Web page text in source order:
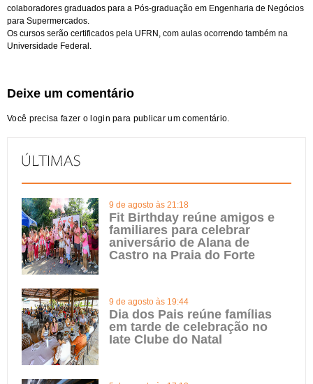
colaboradores graduados para a Pós-graduação em Engenharia de Negócios
para Supermercados.
Os cursos serão certificados pela UFRN, com aulas ocorrendo também na
Universidade Federal.
Deixe um comentário
Você precisa fazer o login para publicar um comentário.
9 de agosto às 21:18
Fit Birthday reúne amigos e
familiares para celebrar
aniversário de Alana de
Castro na Praia do Forte
9 de agosto às 19:44
Dia dos Pais reúne famílias
em tarde de celebração no
Iate Clube do Natal